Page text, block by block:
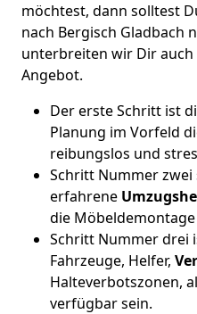
möchtest, dann solltest
nach Bergisch Gladbach
unterbreiten wir Dir
Angebot.
Der erste Schritt ist
Planung im Vorfeld
reibungslos und
Schritt Nummer
erfahrene
die
Schritt Nummer drei
Fahrzeuge, Helfer,
Halteverbotszonen,
verfügbar sein.